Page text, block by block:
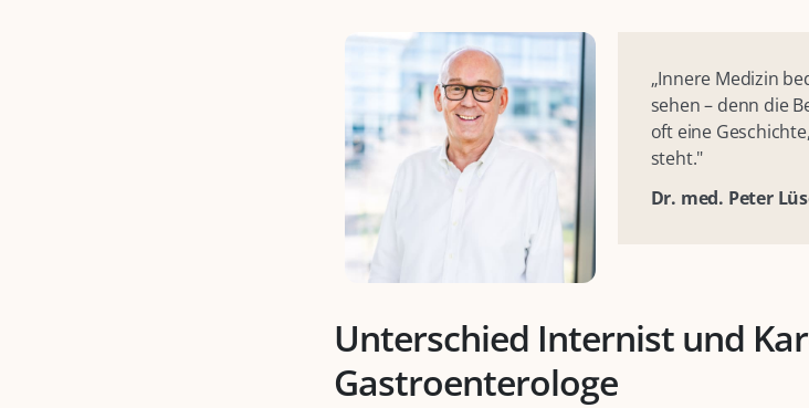
„Innere Medizin
sehen – denn die
oft eine
steht."
Dr. med. Peter
Unterschied Internist und
Gastroenterologe